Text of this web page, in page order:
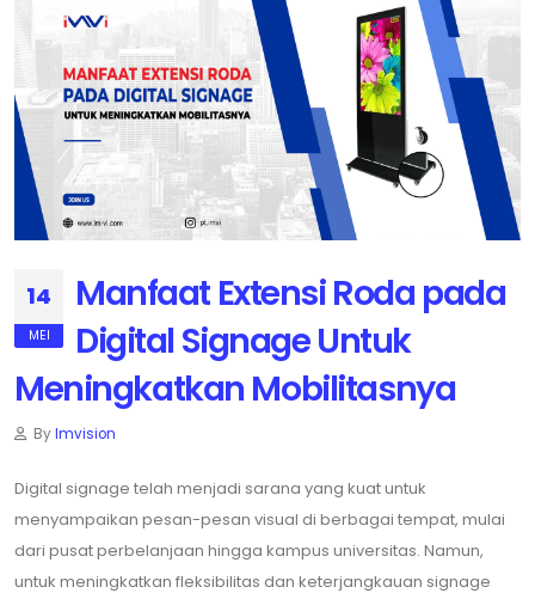
14
MEI
Manfaat Extensi Roda pada
Digital Signage Untuk
Meningkatkan Mobilitasnya
ByImvision
Digital signage telah menjadi sarana yang kuat untuk
menyampaikan pesan-pesan visual di berbagai tempat, mulai
dari pusat perbelanjaan hingga kampus universitas. Namun,
untuk meningkatkan fleksibilitas dan keterjangkauan signage